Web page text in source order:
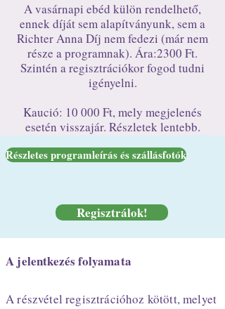
A vasárnapi ebéd külön rendelhető,
ennek díját sem alapítványunk, sem a
Richter Anna Díj nem fedezi (már nem
része a programnak). Ára:2300 Ft.
Szintén a regisztrációkor fogod tudni
igényelni.
Kaució: 10 000 Ft, mely megjelenés
esetén visszajár. Részletek lentebb.
Részletes programleírás és szállásfotók
Regisztrálok!
A jelentkezés folyamata
A részvétel regisztrációhoz kötött, melyet